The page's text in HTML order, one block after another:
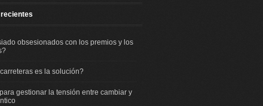
obsesionados con los premios y los
es la solución?
gestionar la tensión entre cambiar y